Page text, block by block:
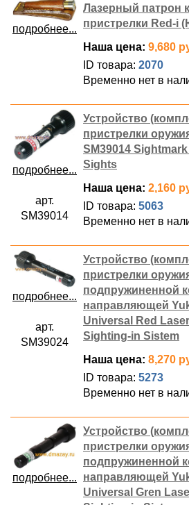
подробнее...
Лазерный патрон
пристрелки Red-i
Наша цена: 9,680
ID товара: 2070
Временно нет в
подробнее...
арт.
SM39014
Устройство
пристрелки
SM39014
Sights
Наша цена: 2,160
ID товара: 5063
Временно нет в
подробнее...
арт.
SM39024
Устройство
пристрелки
подпружиненной
направляющей
Universal Red
Sighting-in Sistem
Наша цена: 8,270
ID товара: 5273
Временно нет в
подробнее...
Устройство
пристрелки
подпружиненной
направляющей
Universal Gren